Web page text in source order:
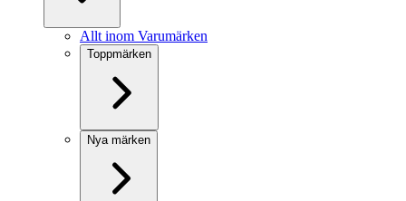
Allt inom Varumärken
Toppmärken
Nya märken